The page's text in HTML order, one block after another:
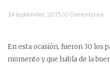
14 septiembre, 2015 | 0 Comentarios
En esta ocasión, fueron 30 los
momento y que habla de la